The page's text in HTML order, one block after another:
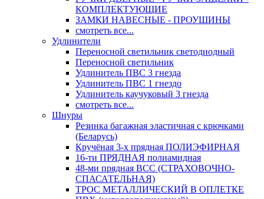
КОМПЛЕКТУЮЩИЕ
ЗАМКИ НАВЕСНЫЕ - ПРОУШИНЫ
смотреть все...
Удлинители
Переносной светильник светодиодный
Переносной светильник
Удлинитель ПВС 3 гнезда
Удлинитель ПВС 1 гнездо
Удлинитель каучуковый 3 гнезда
смотреть все...
Шнуры
Резинка багажная эластичная с крючками
(Беларусь)
Кручёная 3-х прядная ПОЛИЭФИРНАЯ
16-ти ПРЯДНАЯ полиамидная
48-ми прядная ВСС (СТРАХОВОЧНО-
СПАСАТЕЛЬНАЯ)
ТРОС МЕТАЛЛИЧЕСКИЙ В ОПЛЕТКЕ